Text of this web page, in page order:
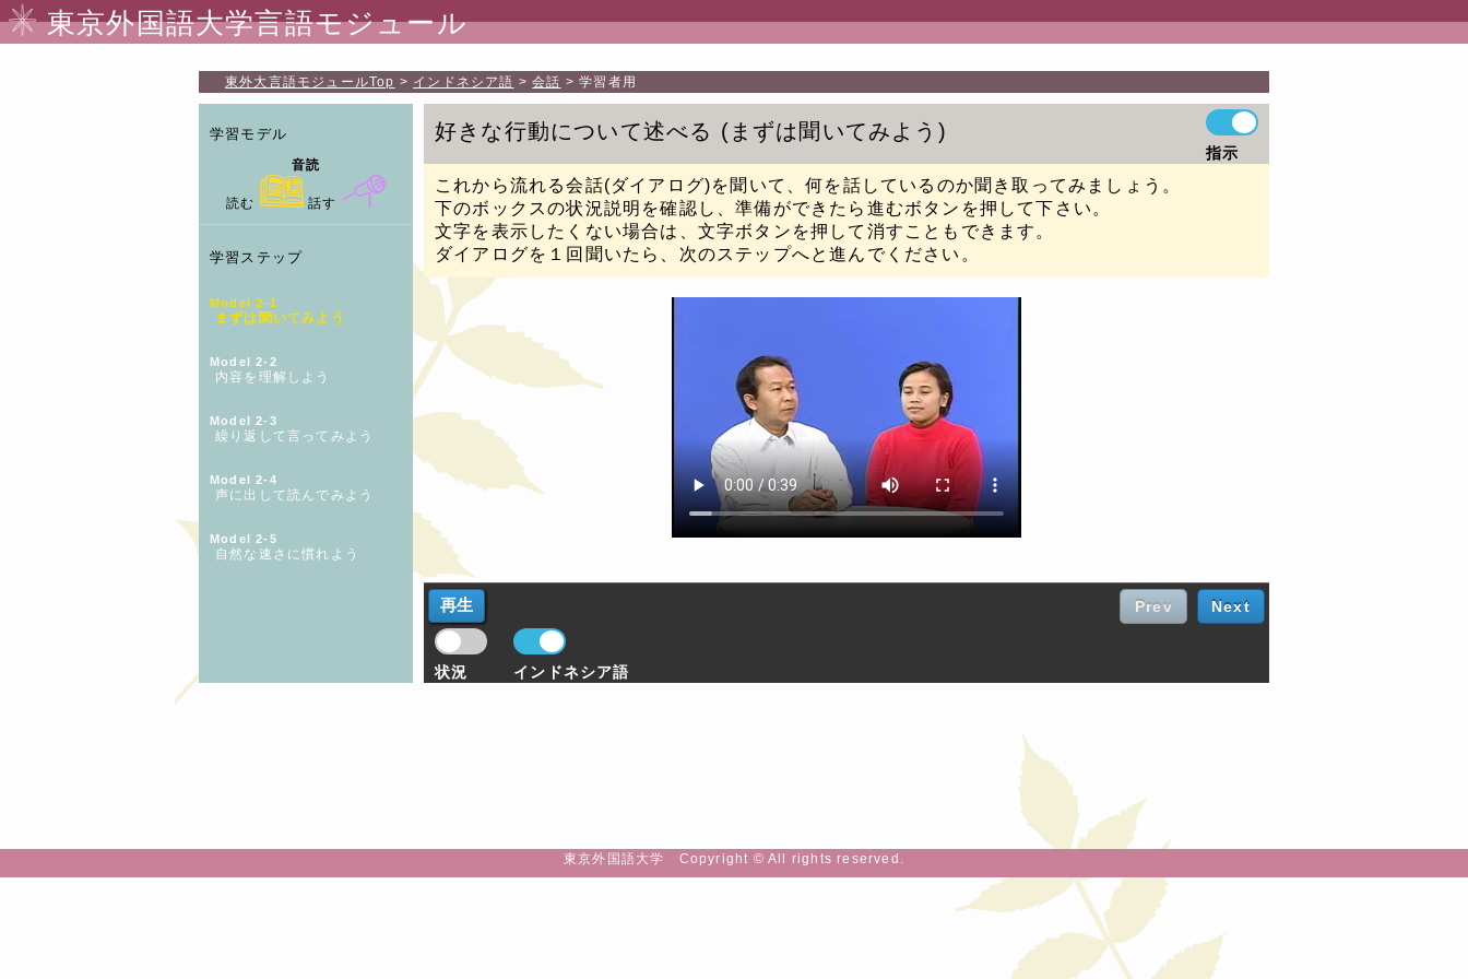
東京外国語大学言語モジュール
東外大言語モジュールTop インドネシア語 会話 学習者用
学習モデル
音読
読む 話す
学習ステップ
Model 2-1
まずは聞いてみよう
Model 2-2
内容を理解しよう
Model 2-3
繰り返して言ってみよう
Model 2-4
声に出して読んでみよう
Model 2-5
自然な速さに慣れよう
好きな行動について述べる まずは聞いてみよう
指示
これから流れる会話(ダイアログ)を聞いて、何を話しているのか聞き取ってみましょう。
下のボックスの状況説明を確認し、準備ができたら進むボタンを押して下さい。
文字を表示したくない場合は、文字ボタンを押して消すこともできます。
ダイアログを１回聞いたら、次のステップへと進んでください。
状況 インドネシア語
Prev Next
東京外国語大学 Copyright © All rights reserved.